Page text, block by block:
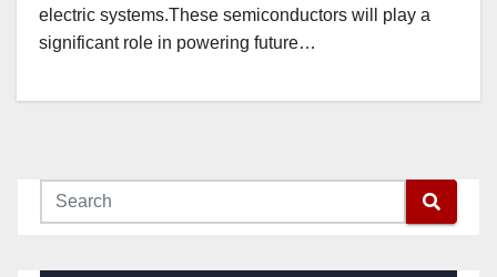
electric systems.These semiconductors will play a
significant role in powering future…